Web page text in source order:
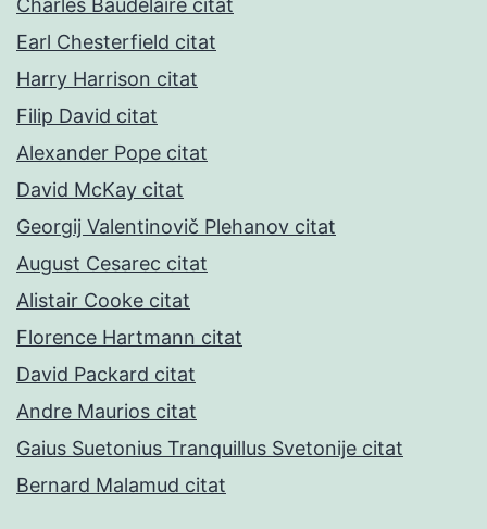
Charles Baudelaire citat
Earl Chesterfield citat
Harry Harrison citat
Filip David citat
Alexander Pope citat
David McKay citat
Georgij Valentinovič Plehanov citat
August Cesarec citat
Alistair Cooke citat
Florence Hartmann citat
David Packard citat
Andre Maurios citat
Gaius Suetonius Tranquillus Svetonije citat
Bernard Malamud citat